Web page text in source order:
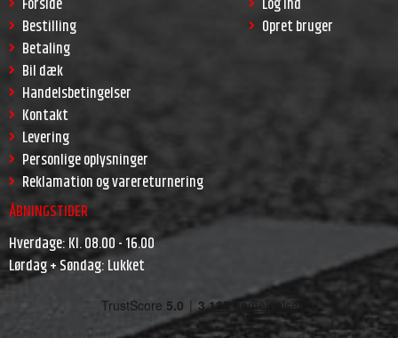
Bestilling
Betaling
Bil dæk
Handelsbetingelser
Kontakt
Levering
Personlige oplysninger
Reklamation og varereturnering
Opret bruger
ÅBNINGSTIDER
Hverdage: Kl. 08.00 - 16.00
Lørdag + Søndag: Lukket